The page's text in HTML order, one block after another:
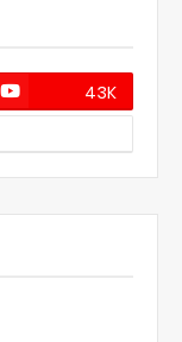
43K